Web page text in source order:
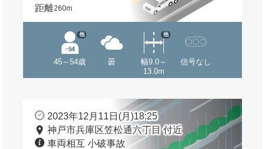
距離260m
45～54歳
他
曇
幅9.0～
13.0m
他
信号なし
2023年12月11日(月)18:25
神戸市兵庫区笠松通六丁目 付近
車両相互 小破事故